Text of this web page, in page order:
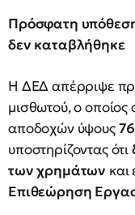
Πρόσφατη
δεν καταβλήθηκε
Η ΔΕΔ απέρριψε
μισθωτού, ο
αποδοχών ύψους
υποστηρίζοντας ότι
των χρημάτων και
Επιθεώρηση